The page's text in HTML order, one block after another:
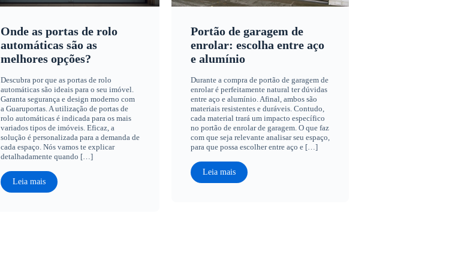
Onde as portas de rolo
automáticas são as
melhores opções?
Descubra por que as portas de rolo
automáticas são ideais para o seu imóvel.
Garanta segurança e design moderno com
a Guaruportas. A utilização de portas de
rolo automáticas é indicada para os mais
variados tipos de imóveis. Eficaz, a
solução é personalizada para a demanda de
cada espaço. Nós vamos te explicar
detalhadamente quando […]
Leia mais
Portão de garagem de
enrolar: escolha entre aço
e alumínio
Durante a compra de portão de garagem de
enrolar é perfeitamente natural ter dúvidas
entre aço e alumínio. Afinal, ambos são
materiais resistentes e duráveis. Contudo,
cada material trará um impacto específico
no portão de enrolar de garagem. O que faz
com que seja relevante analisar seu espaço,
para que possa escolher entre aço e […]
Leia mais